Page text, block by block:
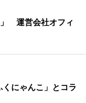
運営会社オフィ
にゃんこ」とコラ